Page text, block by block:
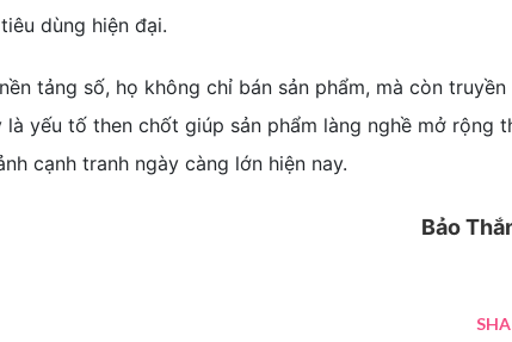
dùng hiện đại.
tảng số, họ không chỉ bán sản phẩm, mà còn truyền
yếu tố then chốt giúp sản phẩm làng nghề mở rộng
cạnh tranh ngày càng lớn hiện nay.
Bảo